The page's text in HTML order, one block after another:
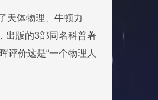
天体物理、牛顿力
出版的3部同名科普著
评价这是“一个物理人